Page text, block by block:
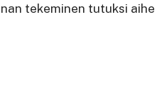
tekeminen tutuksi aihe